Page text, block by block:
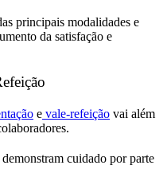
principais modalidades e
da satisfação e
e vale-refeição vai além
cuidado por parte